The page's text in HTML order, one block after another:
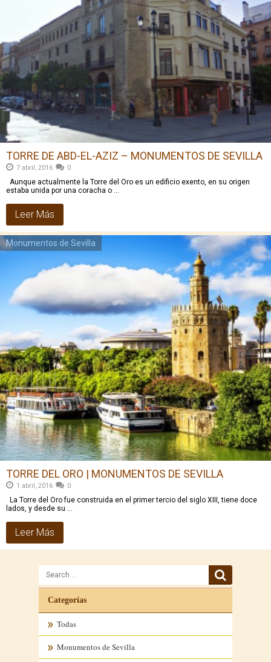
TORRE DE ABD-EL-AZIZ – MONUMENTOS DE SEVILLA
7 abril, 2016 0
Aunque actualmente la Torre del Oro es un edificio exento, en su origen
estaba unida por una coracha o …
Leer Más
Monumentos de Sevilla
TORRE DEL ORO | MONUMENTOS DE SEVILLA
1 abril, 2016 0
La Torre del Oro fue construida en el primer tercio del siglo XIII, tiene doce
lados, y desde su …
Leer Más
for
Categorías
Todas
Monumentos de Sevilla